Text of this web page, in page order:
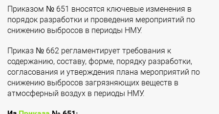
Приказом № 651 вносятся ключевые изменения в
порядок разработки и проведения мероприятий по
снижению выбросов в периоды НМУ.
Приказ № 662 регламентирует требования к
содержанию, составу, форме, порядку разработки,
согласования и утверждения плана мероприятий по
снижению выбросов загрязняющих веществ в
атмосферный воздух в периоды НМУ.